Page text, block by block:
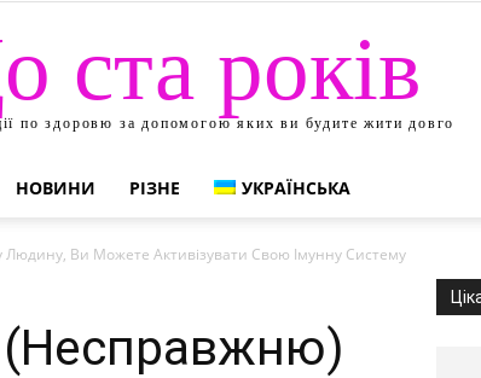
ста років
по здоровю за допомогою яких ви будите жити довго
НОВИНИ РІЗНЕ УКРАЇНСЬКА
Ви Можете Активізувати Свою Імунну Систему